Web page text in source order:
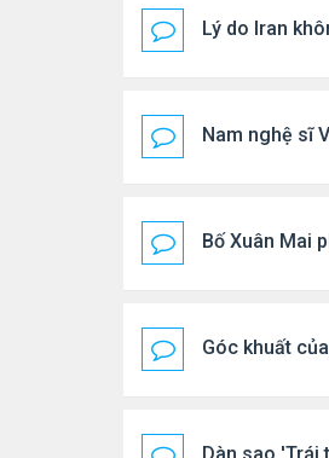
Lý do Iran
Nam nghệ sĩ
Bố Xuân Mai
Góc khuất